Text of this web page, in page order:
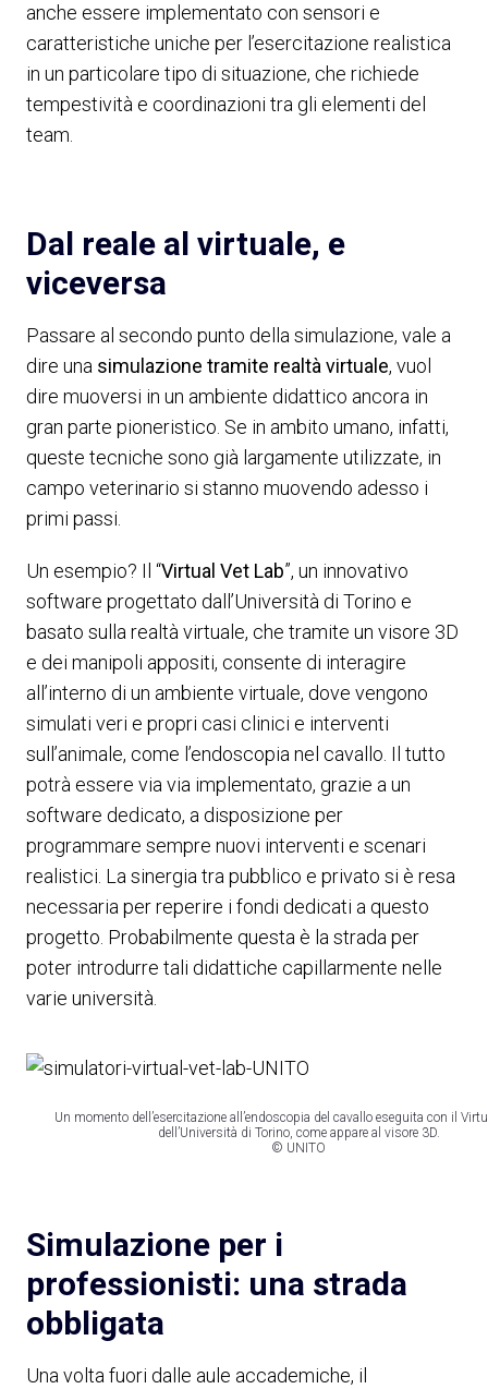
anche essere implementato con sensori e
caratteristiche uniche per l’esercitazione realistica
in un particolare tipo di situazione, che richiede
tempestività e coordinazioni tra gli elementi del
team.
Dal reale al virtuale, e
viceversa
Passare al secondo punto della simulazione, vale a
dire una simulazione tramite realtà virtuale, vuol
dire muoversi in un ambiente didattico ancora in
gran parte pioneristico. Se in ambito umano, infatti,
queste tecniche sono già largamente utilizzate, in
campo veterinario si stanno muovendo adesso i
primi passi.
Un esempio? Il “Virtual Vet Lab”, un innovativo
software progettato dall’Università di Torino e
basato sulla realtà virtuale, che tramite un visore 3D
e dei manipoli appositi, consente di interagire
all’interno di un ambiente virtuale, dove vengono
simulati veri e propri casi clinici e interventi
sull’animale, come l’endoscopia nel cavallo. Il tutto
potrà essere via via implementato, grazie a un
software dedicato, a disposizione per
programmare sempre nuovi interventi e scenari
realistici. La sinergia tra pubblico e privato si è resa
necessaria per reperire i fondi dedicati a questo
progetto. Probabilmente questa è la strada per
poter introdurre tali didattiche capillarmente nelle
varie università.
Un momento dell’esercitazione all’endoscopia del cavallo eseguita con il
dell’Università di Torino, come appare al visore 3D.
© UNITO
Simulazione per i
professionisti: una strada
obbligata
Una volta fuori dalle aule accademiche, il